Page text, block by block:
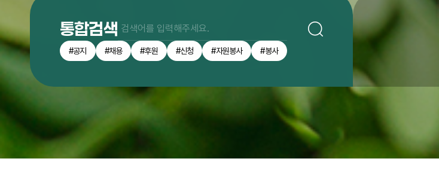
통합검색
#공지 #채용 #후원 #신청 #자원봉사 #봉사